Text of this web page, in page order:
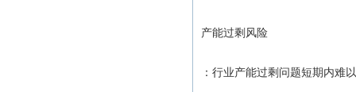
产能过剩风险
：行业产能过剩问题短期内难